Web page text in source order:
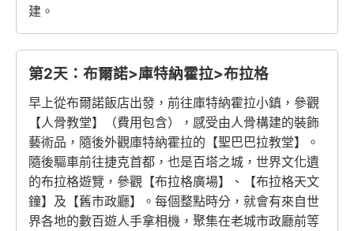
建。
第2天：布爾諾>庫特納霍拉>布拉格
早上從布爾諾飯店出發，前往庫特納霍拉小鎮，參觀
【人骨教堂】（費用包含），感受由人骨構建的裝飾
藝術品，隨後外觀庫特納霍拉的【聖巴巴拉教堂】。
隨後驅車前往捷克首都，也是百塔之城，世界文化遺
的布拉格遊覽，參觀【布拉格廣場】、【布拉格天文
鐘】及【舊市政廳】。每個整點時分，就會有來自世
界各地的數百遊人手拿相機，聚集在老城市政廳前等